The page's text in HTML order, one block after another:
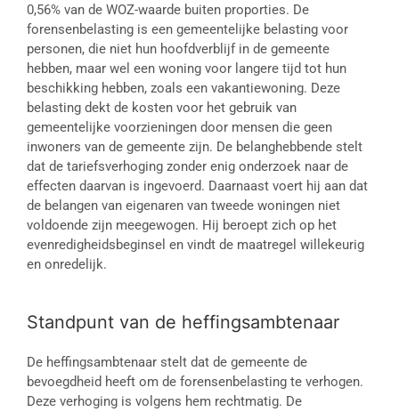
0,56% van de WOZ-waarde buiten proporties. De
forensenbelasting is een gemeentelijke belasting voor
personen, die niet hun hoofdverblijf in de gemeente
hebben, maar wel een woning voor langere tijd tot hun
beschikking hebben, zoals een vakantiewoning. Deze
belasting dekt de kosten voor het gebruik van
gemeentelijke voorzieningen door mensen die geen
inwoners van de gemeente zijn. De belanghebbende stelt
dat de tariefsverhoging zonder enig onderzoek naar de
effecten daarvan is ingevoerd. Daarnaast voert hij aan dat
de belangen van eigenaren van tweede woningen niet
voldoende zijn meegewogen. Hij beroept zich op het
evenredigheidsbeginsel en vindt de maatregel willekeurig
en onredelijk.
Standpunt van de heffingsambtenaar
De heffingsambtenaar stelt dat de gemeente de
bevoegdheid heeft om de forensenbelasting te verhogen.
Deze verhoging is volgens hem rechtmatig. De